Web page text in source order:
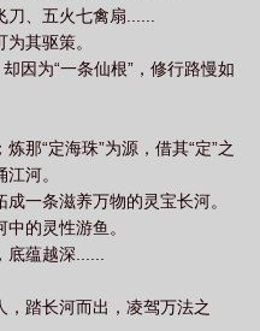
、五火七禽扇......
其驱策。
因为“一条仙根”，修行路慢如
那“定海珠”为源，借其“定”之
河。
一条滋养万物的灵宝长河。
的灵性游鱼。
蕴越深......
踏长河而出，凌驾万法之